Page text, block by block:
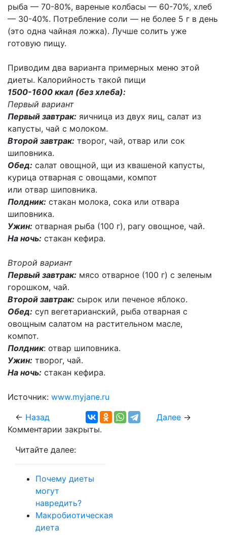
рыба — 70-80%, вареные колбасы — 60-70%, хлеб
— 30-40%. Потребление соли — не более 5 г в день
(это одна чайная ложка). Лучше солить уже
готовую пищу.
Приводим два варианта примерных меню этой
диеты. Калорийность такой пищи
1500-1600 ккал (без хлеба):
Первый вариант
Первый завтрак: яичница из двух яиц, салат из
капусты, чай с молоком.
Второй завтрак: творог, чай, отвар или сок
шиповника.
Обед: салат овощной, щи из квашеной капусты,
курица отварная с овощами, компот
или отвар шиповника.
Полдник: стакан молока, сока или отвара
шиповника.
Ужин: отварная рыба (100 г), рагу овощное, чай.
На ночь: стакан кефира.
Второй вариант
Первый завтрак: мясо отварное (100 г) с зеленым
горошком, чай.
Второй завтрак: сырок или печеное яблоко.
Обед: суп вегетарианский, рыба отварная с
овощным салатом на растительном масле,
компот.
Полдник: отвар шиповника.
Ужин: творог, чай.
На ночь: стакан кефира.
Источник: www.myjane.ru
← Назад Далее→
Комментарии закрыты.
Читайте далее:
Почему диеты
могут
навредить?
Макробиотическая
диета